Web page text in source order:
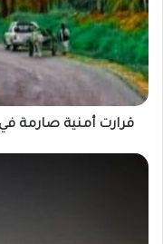
في
الشمالية
ماذا
يحدث
في
غرب
النيل؟قرارت أمنية صارمة
صواريخ